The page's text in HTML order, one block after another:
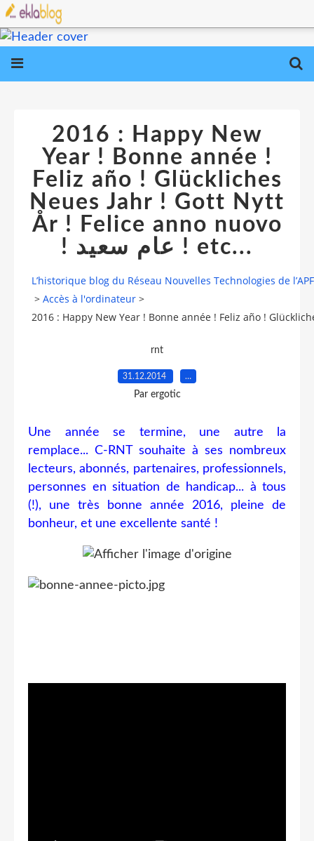
2016 : Happy New
Year ! Bonne année !
Feliz año ! Glückliches
Neues Jahr ! Gott Nytt
År ! Felice anno nuovo
! عام سعيد ! etc...
L’historique blog du Réseau Nouvelles Technologies de
> Accès à l'ordinateur >
rnt
31.12.2014 …
Par ergotic
Une année se termine, une autre la
remplace... C-RNT souhaite à ses nombreux
lecteurs, abonnés, partenaires, professionnels,
personnes en situation de handicap... à tous
(!), une très bonne année 2016, pleine de
bonheur, et une excellente santé !